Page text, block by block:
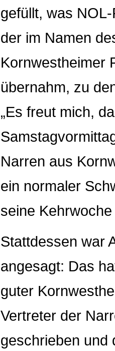
gefüllt, was
der im Namen
Kornwestheimer
übernahm, zu
„Es freut mich,
Narren aus
ein normaler
seine Kehrwoche
Stattdessen war
angesagt: Das
guter
Vertreter der
geschrieben und